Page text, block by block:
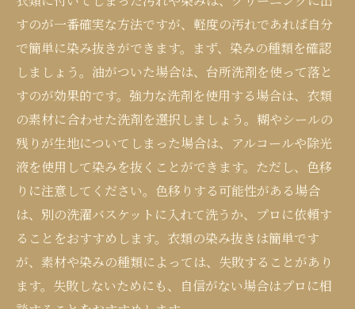
すのが一番確実な方法ですが、軽度の汚れであれば自分
で簡単に染み抜きができます。まず、染みの種類を確認
しましょう。油がついた場合は、台所洗剤を使って落と
すのが効果的です。強力な洗剤を使用する場合は、衣類
の素材に合わせた洗剤を選択しましょう。糊やシールの
残りが生地についてしまった場合は、アルコールや除光
液を使用して染みを抜くことができます。ただし、色移
りに注意してください。色移りする可能性がある場合
は、別の洗濯バスケットに入れて洗うか、プロに依頼す
ることをおすすめします。衣類の染み抜きは簡単です
が、素材や染みの種類によっては、失敗することがあり
ます。失敗しないためにも、自信がない場合はプロに相